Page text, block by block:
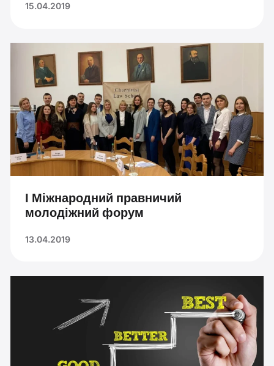
15.04.2019
І Міжнародний правничий
молодіжний форум
13.04.2019